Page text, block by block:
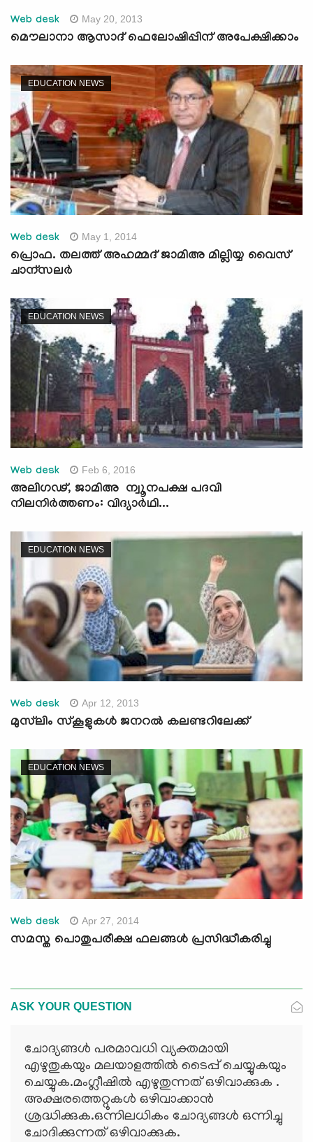
Web desk May 20, 2013
മൌലാനാ ആസാദ് ഫെലോഷിപ്പിന് അപേക്ഷിക്കാം
EDUCATION NEWS
Web desk May 1, 2014
പ്രൊഫ. തലത്ത് അഹമ്മദ് ജാമിഅ മില്ലിയ്യ വൈസ്
ചാന്സലര്‍
EDUCATION NEWS
Web desk Feb 6, 2016
അലിഗഢ്, ജാമിഅ ന്വൂനപക്ഷ പദവി
നിലനിര്‍ത്തണം: വിദ്യാര്‍ഥി...
EDUCATION NEWS
Web desk Apr 12, 2013
മുസ്‌ലിം സ്കൂളുകള്‍ ജനറല്‍ കലണ്ടറിലേക്ക്
EDUCATION NEWS
Web desk Apr 27, 2014
സമസ്ത പൊതുപരീക്ഷ ഫലങ്ങള്‍ പ്രസിദ്ധീകരിച്ചു
ASK YOUR QUESTION
ചോദ്യങ്ങള്‍ പരമാവധി വ്യക്തമായി
എഴുതുകയും മലയാളത്തില്‍ ടൈപ്പ് ചെയ്യുകയും
ചെയ്യുക.മംഗ്ലീഷില്‍ എഴുതുന്നത് ഒഴിവാക്കുക .
അക്ഷരത്തെറ്റുകള്‍ ഒഴിവാക്കാന്‍
ശ്രദ്ധിക്കുക.ഒന്നിലധികം ചോദ്യങ്ങള്‍ ഒന്നിച്ചു
ചോദിക്കുന്നത് ഒഴിവാക്കുക.